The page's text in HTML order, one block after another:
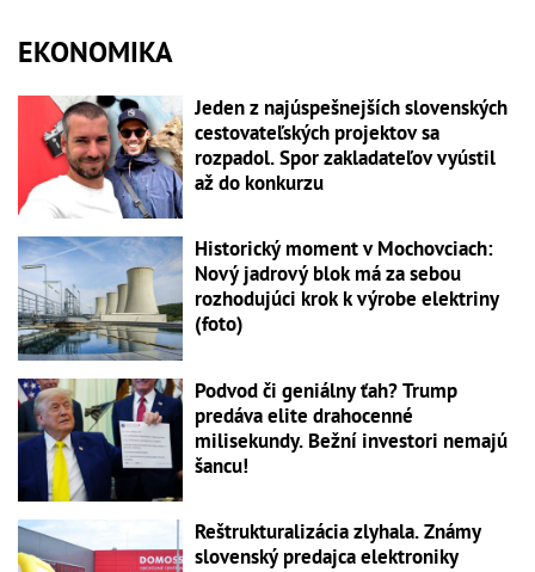
EKONOMIKA
Jeden z najúspešnejších slovenských
cestovateľských projektov sa
rozpadol. Spor zakladateľov vyústil
až do konkurzu
Historický moment v Mochovciach:
Nový jadrový blok má za sebou
rozhodujúci krok k výrobe elektriny
(foto)
Podvod či geniálny ťah? Trump
predáva elite drahocenné
milisekundy. Bežní investori nemajú
šancu!
Reštrukturalizácia zlyhala. Známy
slovenský predajca elektroniky